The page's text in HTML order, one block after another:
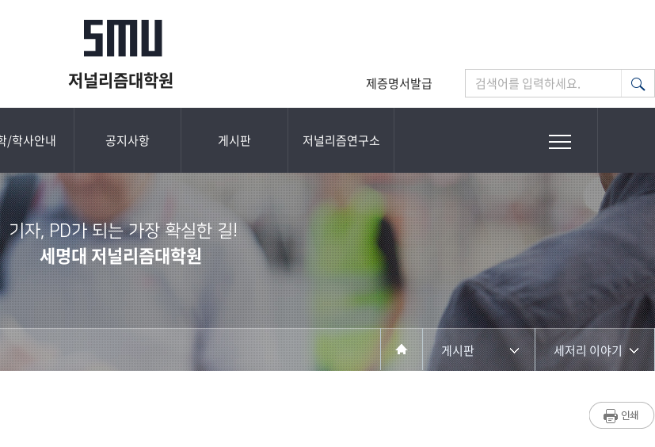
저널리즘대학원 제증명서발급 검색어를 입력하세요.
/학사안내 공지사항 게시판 저널리즘연구소
기자, PD가 되는 가장 확실한 길!
세명대 저널리즘대학원
게시판 세저리 이야기
단비서재